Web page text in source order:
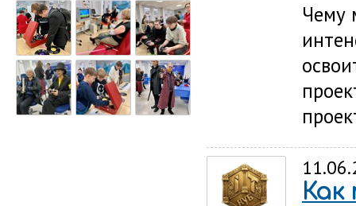
Чему
Как